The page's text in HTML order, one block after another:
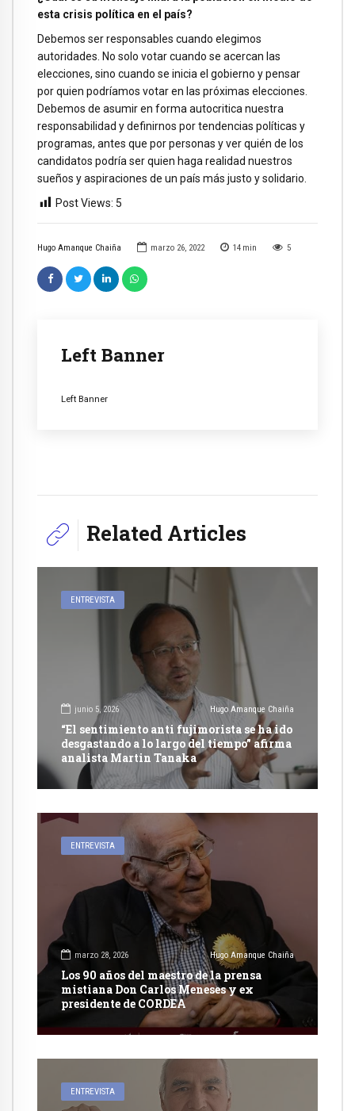
Hugo Amanque Chaiña marzo 26, 2022 14 min 5
Left Banner
Left Banner
esta crisis política en el país?
Debemos ser responsables cuando elegimos
autoridades. No solo votar cuando se acercan las
elecciones, sino cuando se inicia el gobierno y pensar
por quien podríamos votar en las próximas elecciones.
Debemos de asumir en forma autocritica nuestra
responsabilidad y definirnos por tendencias políticas y
programas, antes que por personas y ver quién de los
candidatos podría ser quien haga realidad nuestros
sueños y aspiraciones de un país más justo y solidario.
Post Views: 5
Related Articles
ENTREVISTA
junio 5, 2026 Hugo Amanque Chaiña
“El sentimiento anti fujimorista se ha ido
desgastando a lo largo del tiempo” afirma
analista Martin Tanaka
ENTREVISTA
marzo 28, 2026 Hugo Amanque Chaiña
Los 90 años del maestro de la prensa
mistiana Don Carlos Meneses y ex
presidente de CORDEA
ENTREVISTA